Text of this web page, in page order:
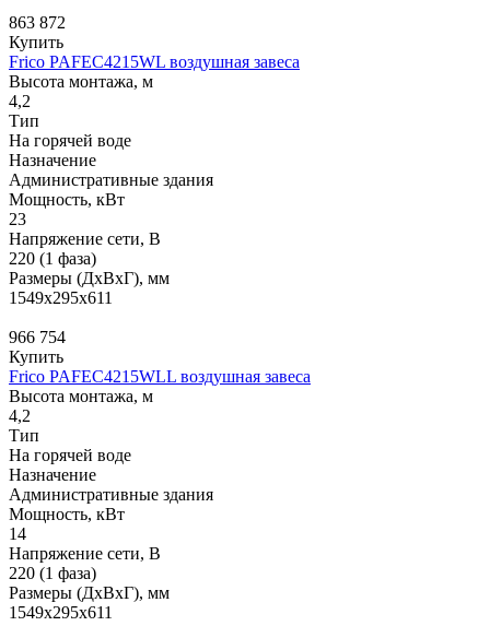
863 872
Купить
Frico PAFEC4215WL воздушная завеса
Высота монтажа, м
4,2
Тип
На горячей воде
Назначение
Административные здания
Мощность, кВт
23
Напряжение сети, В
220 (1 фаза)
Размеры (ДхВхГ), мм
1549x295x611
966 754
Купить
Frico PAFEC4215WLL воздушная завеса
Высота монтажа, м
4,2
Тип
На горячей воде
Назначение
Административные здания
Мощность, кВт
14
Напряжение сети, В
220 (1 фаза)
Размеры (ДхВхГ), мм
1549x295x611